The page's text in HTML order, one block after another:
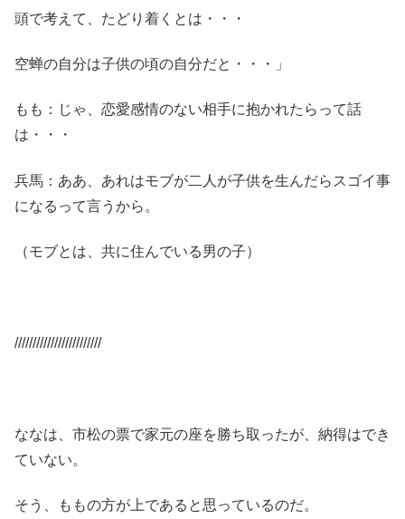
頭で考えて、たどり着くとは・・・
空蝉の自分は子供の頃の自分だと・・・」
もも：じゃ、恋愛感情のない相手に抱かれたらって話
は・・・
兵馬：ああ、あれはモブが二人が子供を生んだらスゴイ事
になるって言うから。
（モブとは、共に住んでいる男の子）
////////////////////////
ななは、市松の票で家元の座を勝ち取ったが、納得はでき
ていない。
そう、ももの方が上であると思っているのだ。